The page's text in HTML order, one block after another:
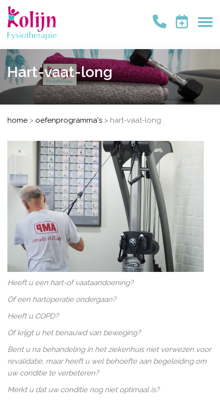
Hart-vaat-long
home > oefenprogramma's > hart-vaat-long
Heeft u een hart-of vaataandoening?
Of een hartoperatie ondergaan?
Heeft u COPD?
Of krijgt u het benauwd van beweging?
Bent u na behandeling in het ziekenhuis niet verwezen voor
revalidatie, maar heeft u wel behoefte aan begeleiding om
uw conditie te verbeteren?
Merkt u dat uw conditie nog niet optimaal is?